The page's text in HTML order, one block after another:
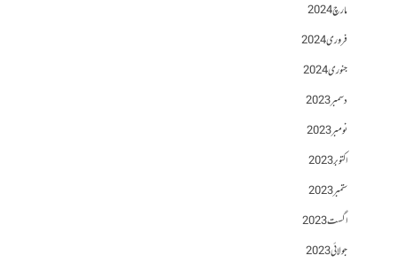
مارچ 2024
فروری 2024
جنوری 2024
دسمبر 2023
نومبر 2023
اکتوبر 2023
ستمبر 2023
اگست 2023
جولائی 2023